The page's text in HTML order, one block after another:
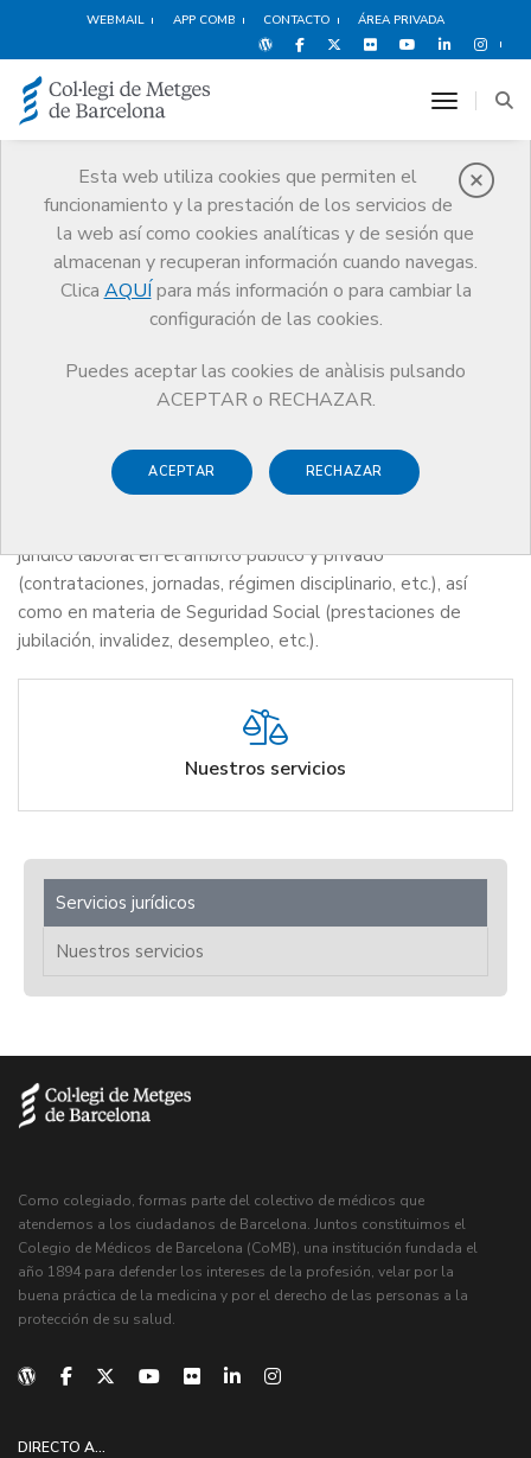
WEBMAIL APP COMB CONTACTO ÁREA PRIVADA
Esta web utiliza cookies que permiten el
funcionamiento y la prestación de los servicios de
la web así como cookies analíticas y de sesión que
almacenan y recuperan información cuando navegas.
Clica AQUÍ para más información o para cambiar la
configuración de las cookies.
Puedes aceptar las cookies de anàlisis pulsando
ACEPTAR o RECHAZAR.
ACEPTAR RECHAZAR
toggle
Servicios
Juridicos
Servicios Ejercicio Servicios Juridicos
asesoramiento en temas relacionados con el ejercicio de la
profesión, su acceso y con las condiciones legales para
jurídico laboral en el ámbito público y privado
(contrataciones, jornadas, régimen disciplinario, etc.), así
como en materia de Seguridad Social (prestaciones de
jubilación, invalidez, desempleo, etc.).
Nuestros servicios
Servicios jurídicos
Nuestros servicios
Como colegiado, formas parte del colectivo de médicos que
atendemos a los ciudadanos de Barcelona. Juntos constituimos el
Colegio de Médicos de Barcelona (CoMB), una institución fundada el
año 1894 para defender los intereses de la profesión, velar por la
buena práctica de la medicina y por el derecho de las personas a la
protección de su salud.
DIRECTO A...